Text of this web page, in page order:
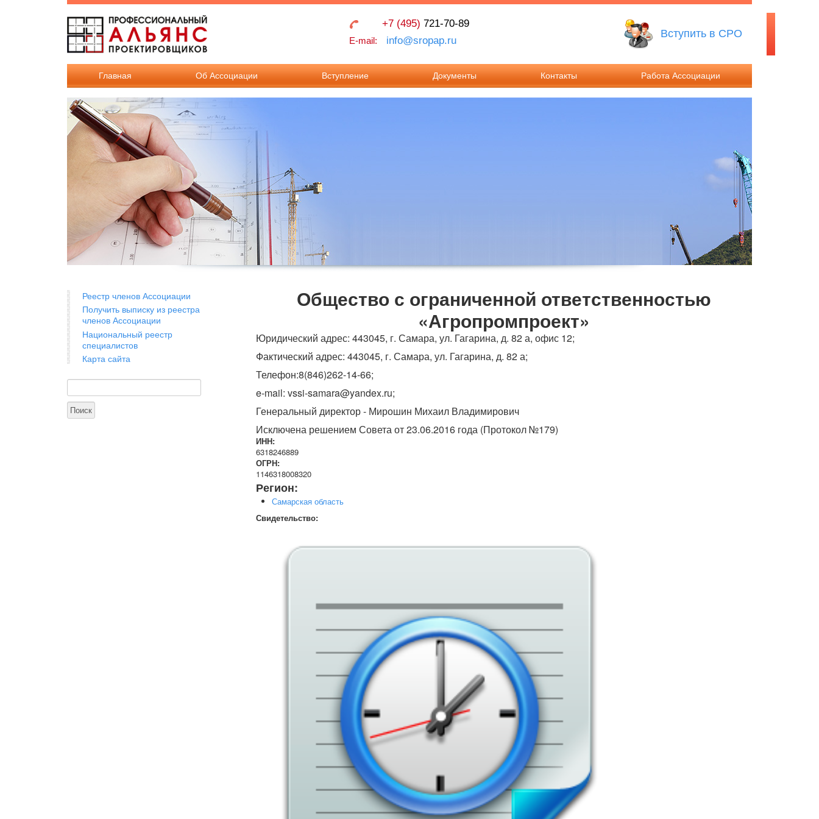
Перейти к основному содержанию
+7 (495) 721-70-89
E-mail: info@sropap.ru
Вступить в СРО
Главная Об Ассоциации Вступление
Взносы в Ассоциацию
реестр членов.
Документы
Учредительные
Контакты
Контакты
Работа Ассоциации
Решения Общего собрания
Работа Контрольного комитета
бухгалтерской отчетности
Ассоциации и результатах её
Реестр членов Ассоциации
Получить выписку из реестра
членов Ассоциации
Национальный реестр
специалистов
Карта сайта
Форма поиска
Поиск
Общество с ограниченной ответственностью
«Агропромпроект»
Юридический адрес: 443045, г. Самара, ул. Гагарина, д. 82 а, офис 12;
Фактический адрес: 443045, г. Самара, ул. Гагарина, д. 82 а;
Телефон:8(846)262-14-66;
e-mail: vssi-samara@yandex.ru;
Генеральный директор - Мирошин Михаил Владимирович
Исключена решением Совета от 23.06.2016 года (Протокол №179)
ИНН:
6318246889
ОГРН:
1146318008320
Регион:
Самарская область
Свидетельство: